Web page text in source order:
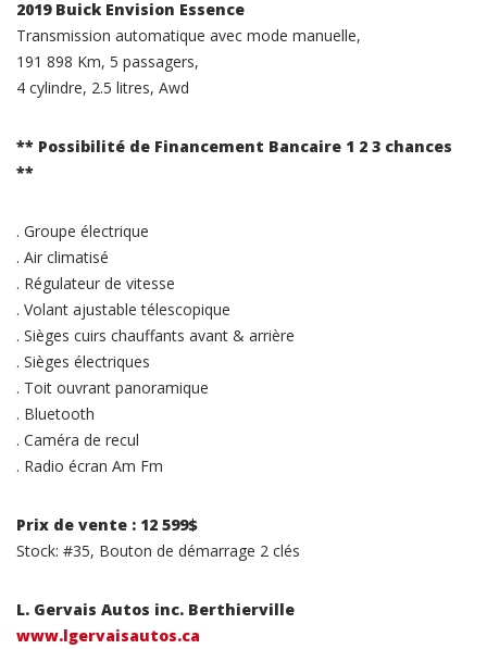
2019 Buick Envision Essence
Transmission automatique avec mode manuelle,
191 898 Km, 5 passagers,
4 cylindre, 2.5 litres, Awd
** Possibilité de Financement Bancaire 1 2 3 chances
**
. Groupe électrique
. Air climatisé
. Régulateur de vitesse
. Volant ajustable télescopique
. Sièges cuirs chauffants avant & arrière
. Sièges électriques
. Toit ouvrant panoramique
. Bluetooth
. Caméra de recul
. Radio écran Am Fm
Prix de vente : 12 599$
Stock: #35, Bouton de démarrage 2 clés
L. Gervais Autos inc. Berthierville
www.lgervaisautos.ca